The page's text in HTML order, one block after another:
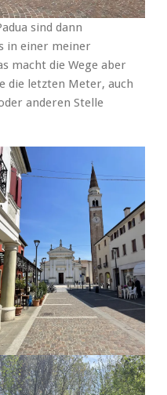
sind dann
in einer meiner
macht die Wege aber
die letzten Meter, auch
anderen Stelle